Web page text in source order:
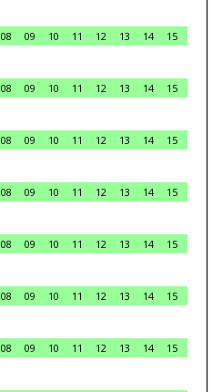
08 09 10 11 12 13 14
15
08 09 10 11 12 13 14
15
08 09 10 11 12 13 14
15
08 09 10 11 12 13 14
15
08 09 10 11 12 13 14
15
08 09 10 11 12 13 14
15
08 09 10 11 12 13 14
15